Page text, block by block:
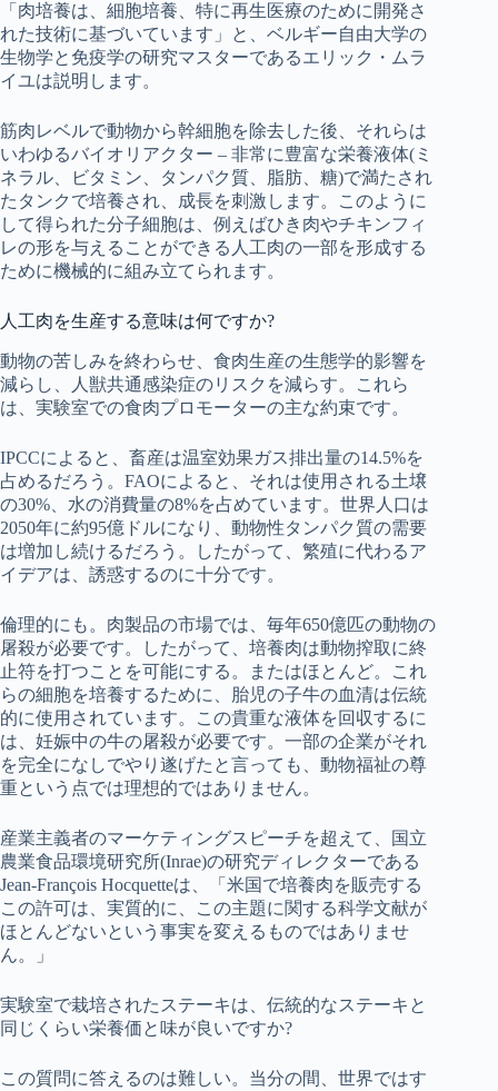
「肉培養は、細胞培養、特に再生医療のために開発さ
れた技術に基づいています」と、ベルギー自由大学の
生物学と免疫学の研究マスターであるエリック・ムラ
イユは説明します。
筋肉レベルで動物から幹細胞を除去した後、それらは
いわゆるバイオリアクター – 非常に豊富な栄養液体(ミ
ネラル、ビタミン、タンパク質、脂肪、糖)で満たされ
たタンクで培養され、成長を刺激します。このように
して得られた分子細胞は、例えばひき肉やチキンフィ
レの形を与えることができる人工肉の一部を形成する
ために機械的に組み立てられます。
人工肉を生産する意味は何ですか?
動物の苦しみを終わらせ、食肉生産の生態学的影響を
減らし、人獣共通感染症のリスクを減らす。これら
は、実験室での食肉プロモーターの主な約束です。
IPCCによると、畜産は温室効果ガス排出量の14.5%を
占めるだろう。FAOによると、それは使用される土壌
の30%、水の消費量の8%を占めています。世界人口は
2050年に約95億ドルになり、動物性タンパク質の需要
は増加し続けるだろう。したがって、繁殖に代わるア
イデアは、誘惑するのに十分です。
倫理的にも。肉製品の市場では、毎年650億匹の動物の
屠殺が必要です。したがって、培養肉は動物搾取に終
止符を打つことを可能にする。またはほとんど。これ
らの細胞を培養するために、胎児の子牛の血清は伝統
的に使用されています。この貴重な液体を回収するに
は、妊娠中の牛の屠殺が必要です。一部の企業がそれ
を完全になしでやり遂げたと言っても、動物福祉の尊
重という点では理想的ではありません。
産業主義者のマーケティングスピーチを超えて、国立
農業食品環境研究所(Inrae)の研究ディレクターである
Jean-François Hocquetteは、「米国で培養肉を販売する
この許可は、実質的に、この主題に関する科学文献が
ほとんどないという事実を変えるものではありませ
ん。」
実験室で栽培されたステーキは、伝統的なステーキと
同じくらい栄養価と味が良いですか?
この質問に答えるのは難しい。当分の間、世界ではす